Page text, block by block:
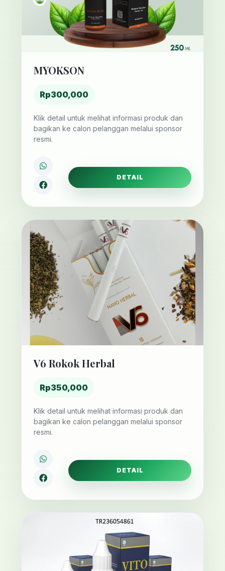
MYOKSON
Rp300,000
Klik detail untuk melihat informasi produk dan
bagikan ke calon pelanggan melalui sponsor
resmi.
DETAIL
V6 Rokok Herbal
Rp350,000
Klik detail untuk melihat informasi produk dan
bagikan ke calon pelanggan melalui sponsor
resmi.
DETAIL